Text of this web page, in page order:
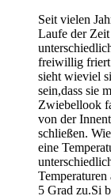
Seit vielen
Laufe der
freiwillig friert
sieht wieviel
sein,dass sie
Zwiebellook
von der
schließen.
eine
5 Grad zu.Si